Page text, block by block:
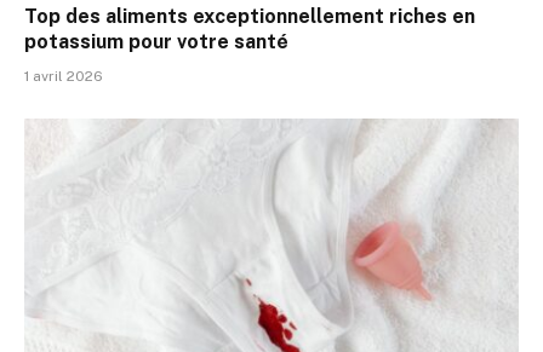
Top des aliments exceptionnellement riches en
potassium pour votre santé
1 avril 2026